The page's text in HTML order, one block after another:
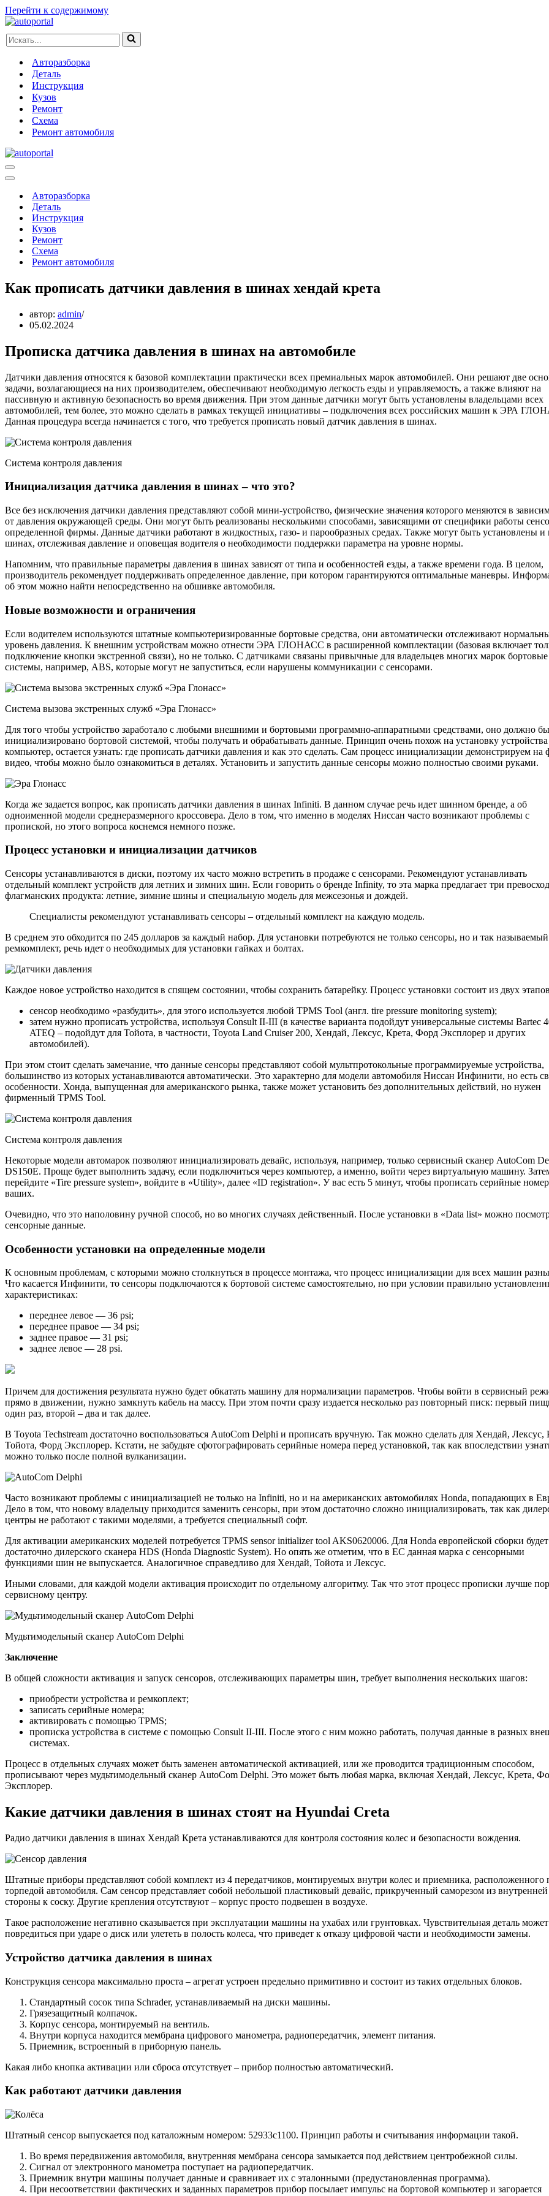
Перейти к содержимому
Искать...
Авторазборка
Деталь
Инструкция
Кузов
Ремонт
Схема
Ремонт автомобиля
Меню
навигации
Меню
навигацииАвторазборка
Деталь
Инструкция
Кузов
Ремонт
Схема
Ремонт автомобиля
Как прописать датчики давления в шинах хендай крета
автор: admin
05.02.2024
Прописка датчика давления в шинах на автомобиле
Датчики давления относятся к базовой комплектации практически всех премиальных марок автомобилей. Они решают две
задачи, возлагающиеся на них производителем, обеспечивают необходимую легкость езды и управляемость, а также влияют на
пассивную и активную безопасность во время движения. При этом данные датчики могут быть установлены владельцами всех
автомобилей, тем более, это можно сделать в рамках текущей инициативы – подключения всех российских машин к ЭРА
Данная процедура всегда начинается с того, что требуется прописать новый датчик давления в шинах.
Система контроля давления
Инициализация датчика давления в шинах – что это?
Все без исключения датчики давления представляют собой мини-устройство, физические значения которого меняются в
от давления окружающей среды. Они могут быть реализованы несколькими способами, зависящими от специфики работы
определенной фирмы. Данные датчики работают в жидкостных, газо- и парообразных средах. Также могут быть установлены и
шинах, отслеживая давление и оповещая водителя о необходимости поддержки параметра на уровне нормы.
Напомним, что правильные параметры давления в шинах зависят от типа и особенностей езды, а также времени года. В целом,
производитель рекомендует поддерживать определенное давление, при котором гарантируются оптимальные маневры.
об этом можно найти непосредственно на обшивке автомобиля.
Новые возможности и ограничения
Если водителем используются штатные компьютеризированные бортовые средства, они автоматически отслеживают
уровень давления. К внешним устройствам можно отнести ЭРА ГЛОНАСС в расширенной комплектации (базовая включает
подключение кнопки экстренной связи), но не только. С датчиками связаны привычные для владельцев многих марок бортовые
системы, например, ABS, которые могут не запуститься, если нарушены коммуникации с сенсорами.
Система вызова экстренных служб «Эра Глонасс»
Для того чтобы устройство заработало с любыми внешними и бортовыми программно-аппаратными средствами, оно должно
инициализировано бортовой системой, чтобы получать и обрабатывать данные. Принцип очень похож на установку устройства
компьютер, остается узнать: где прописать датчики давления и как это сделать. Сам процесс инициализации демонстрируем на
видео, чтобы можно было ознакомиться в деталях. Установить и запустить данные сенсоры можно полностью своими руками.
Когда же задается вопрос, как прописать датчики давления в шинах Infiniti. В данном случае речь идет шинном бренде, а об
одноименной модели среднеразмерного кроссовера. Дело в том, что именно в моделях Ниссан часто возникают проблемы с
пропиской, но этого вопроса коснемся немного позже.
Процесс установки и инициализации датчиков
Сенсоры устанавливаются в диски, поэтому их часто можно встретить в продаже с сенсорами. Рекомендуют устанавливать
отдельный комплект устройств для летних и зимних шин. Если говорить о бренде Infinity, то эта марка предлагает три
флагманских продукта: летние, зимние шины и специальную модель для межсезонья и дождей.
Специалисты рекомендуют устанавливать сенсоры – отдельный комплект на каждую модель.
В среднем это обходится по 245 долларов за каждый набор. Для установки потребуются не только сенсоры, но и так называемый
ремкомплект, речь идет о необходимых для установки гайках и болтах.
Каждое новое устройство находится в спящем состоянии, чтобы сохранить батарейку. Процесс установки состоит из двух
сенсор необходимо «разбудить», для этого используется любой TPMS Tool (англ. tire pressure monitoring system);
затем нужно прописать устройства, используя Consult II-III (в качестве варианта подойдут универсальные системы Bartec
ATEQ – подойдут для Тойота, в частности, Toyota Land Cruiser 200, Хендай, Лексус, Крета, Форд Эксплорер и других
автомобилей).
При этом стоит сделать замечание, что данные сенсоры представляют собой мультпротокольные программируемые устройства,
большинство из которых устанавливаются автоматически. Это характерно для модели автомобиля Ниссан Инфинити, но есть
особенности. Хонда, выпущенная для американского рынка, также может установить без дополнительных действий, но нужен
фирменный TPMS Tool.
Система контроля давления
Некоторые модели автомарок позволяют инициализировать девайс, используя, например, только сервисный сканер AutoCom
DS150E. Проще будет выполнить задачу, если подключиться через компьютер, а именно, войти через виртуальную машину.
перейдите «Tire pressure system», войдите в «Utility», далее «ID registration». У вас есть 5 минут, чтобы прописать серийные
ваших.
Очевидно, что это наполовину ручной способ, но во многих случаях действенный. После установки в «Data list» можно
сенсорные данные.
Особенности установки на определенные модели
К основным проблемам, с которыми можно столкнуться в процессе монтажа, что процесс инициализации для всех машин
Что касается Инфинити, то сенсоры подключаются к бортовой системе самостоятельно, но при условии правильно
характеристиках:
переднее левое — 36 psi;
переднее правое — 34 psi;
заднее правое — 31 psi;
заднее левое — 28 psi.
Причем для достижения результата нужно будет обкатать машину для нормализации параметров. Чтобы войти в сервисный
прямо в движении, нужно замкнуть кабель на массу. При этом почти сразу издается несколько раз повторный писк: первый
один раз, второй – два и так далее.
В Toyota Techstream достаточно воспользоваться AutoCom Delphi и прописать вручную. Так можно сделать для Хендай, Лексус,
Тойота, Форд Эксплорер. Кстати, не забудьте сфотографировать серийные номера перед установкой, так как впоследствии
можно только после полной вулканизации.
Часто возникают проблемы с инициализацией не только на Infiniti, но и на американских автомобилях Honda, попадающих в
Дело в том, что новому владельцу приходится заменить сенсоры, при этом достаточно сложно инициализировать, так как
центры не работают с такими моделями, а требуется специальный софт.
Для активации американских моделей потребуется TPMS sensor initializer tool AKS0620006. Для Honda европейской сборки будет
достаточно дилерского сканера HDS (Honda Diagnostic System). Но опять же отметим, что в ЕС данная марка с сенсорными
функциями шин не выпускается. Аналогичное справедливо для Хендай, Тойота и Лексус.
Иными словами, для каждой модели активация происходит по отдельному алгоритму. Так что этот процесс прописки лучше
сервисному центру.
Мудьтимодельный сканер AutoCom Delphi
Заключение
В общей сложности активация и запуск сенсоров, отслеживающих параметры шин, требует выполнения нескольких шагов:
приобрести устройства и ремкоплект;
записать серийные номера;
активировать с помощью TPMS;
прописка устройства в системе с помощью Consult II-III. После этого с ним можно работать, получая данные в разных
системах.
Процесс в отдельных случаях может быть заменен автоматической активацией, или же проводится традиционным способом,
прописывают через мудьтимодельный сканер AutoCom Delphi. Это может быть любая марка, включая Хендай, Лексус, Крета,
Эксплорер.
Какие датчики давления в шинах стоят на Hyundai Creta
Радио датчики давления в шинах Хендай Крета устанавливаются для контроля состояния колес и безопасности вождения.
Штатные приборы представляют собой комплект из 4 передатчиков, монтируемых внутри колес и приемника, расположенного
торпедой автомобиля. Сам сенсор представляет собой небольшой пластиковый девайс, прикрученный саморезом из внутренней
стороны к соску. Другие крепления отсутствуют – корпус просто подвешен в воздухе.
Такое расположение негативно сказывается при эксплуатации машины на ухабах или грунтовках. Чувствительная деталь может
повредиться при ударе о диск или улететь в полость колеса, что приведет к отказу цифровой части и необходимости замены.
Устройство датчика давления в шинах
Конструкция сенсора максимально проста – агрегат устроен предельно примитивно и состоит из таких отдельных блоков.
Стандартный сосок типа Schrader, устанавливаемый на диски машины.
Грязезащитный колпачок.
Корпус сенсора, монтируемый на вентиль.
Внутри корпуса находится мембрана цифрового манометра, радиопередатчик, элемент питания.
Приемник, встроенный в приборную панель.
Какая либо кнопка активации или сброса отсутствует – прибор полностью автоматический.
Как работают датчики давления
Штатный сенсор выпускается под каталожным номером: 52933c1100. Принцип работы и считывания информации такой.
Во время передвижения автомобиля, внутренняя мембрана сенсора замыкается под действием центробежной силы.
Сигнал от электронного манометра поступает на радиопередатчик.
Приемник внутри машины получает данные и сравнивает их с эталонными (предустановленная программа).
При несоответствии фактических и заданных параметров прибор посылает импульс на бортовой компьютер и загорается